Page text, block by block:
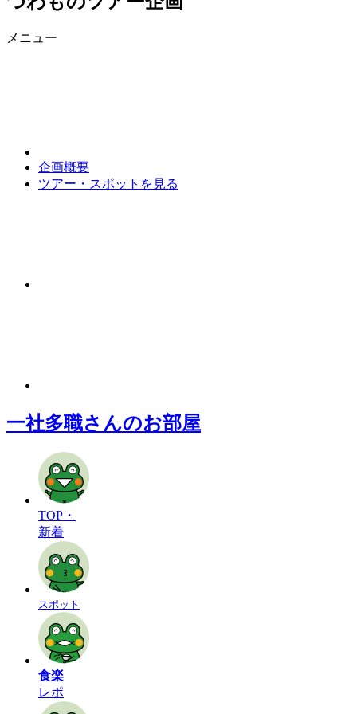
メニュー
企画概要
ツアー・スポットを見る
一社多職さんのお部屋
TOP・
新着
スポット
食楽
レポ